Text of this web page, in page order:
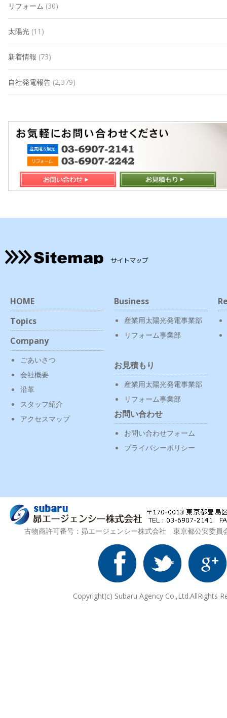
リフォーム (30)
太陽光 (11)
新着情報 (73)
自社発電報告 (2,379)
HOME
Topics
Company
ごあいさつ
会社概要
沿革
スタッフ紹介
アクセスマップ
Business
産業用太陽光発電事業部
リフォーム事業部
お見積もり
産業用太陽光発電事業部
リフォーム事業部
お問い合わせ
お問い合わせフォーム
プライバシーポリシー
古物商許可番号：昴エージェンシー株式会社 東京都公安委
Copyright(c) Subaru Agency Co.,Ltd.AllRights